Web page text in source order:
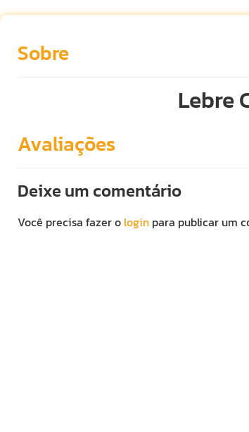
Sobre
Lebre
Avaliações
Deixe um comentário
Você precisa fazer o login para publicar um